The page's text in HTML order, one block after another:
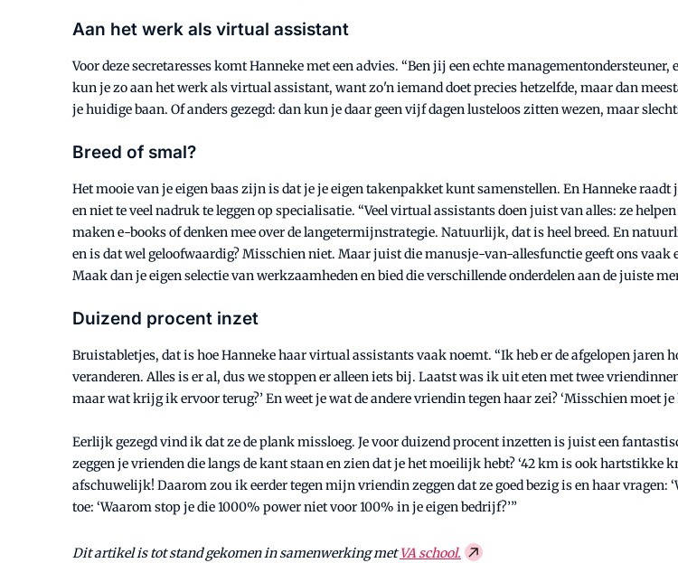
Aan het werk als virtual assistant
Voor deze secretaresses komt Hanneke met een advies. “Ben jij een echte
kun je zo aan het werk als virtual assistant, want zo'n iemand doet precies hetzelfde, maar dan
je huidige baan. Of anders gezegd: dan kun je daar geen vijf dagen lusteloos zitten wezen, maar
Breed of smal?
Het mooie van je eigen baas zijn is dat je je eigen takenpakket kunt samenstellen. En Hanneke
en niet te veel nadruk te leggen op specialisatie. “Veel virtual assistants doen juist van alles: ze
maken e-books of denken mee over de langetermijnstrategie. Natuurlijk, dat is heel breed. En
en is dat wel geloofwaardig? Misschien niet. Maar juist die manusje-van-allesfunctie geeft ons vaak
Maak dan je eigen selectie van werkzaamheden en bied die verschillende onderdelen aan de juiste
Duizend procent inzet
Bruistabletjes, dat is hoe Hanneke haar virtual assistants vaak noemt. “Ik heb er de afgelopen jaren
veranderen. Alles is er al, dus we stoppen er alleen iets bij. Laatst was ik uit eten met twee
maar wat krijg ik ervoor terug?’ En weet je wat de andere vriendin tegen haar zei? ‘Misschien moet
Eerlijk gezegd vind ik dat ze de plank missloeg. Je voor duizend procent inzetten is juist een
zeggen je vrienden die langs de kant staan en zien dat je het moeilijk hebt? ‘42 km is ook hartstikke
afschuwelijk! Daarom zou ik eerder tegen mijn vriendin zeggen dat ze goed bezig is en haar vragen:
toe: ‘Waarom stop je die 1000% power niet voor 100% in je eigen bedrijf?’”
Dit artikel is tot stand gekomen in samenwerking metVA school.